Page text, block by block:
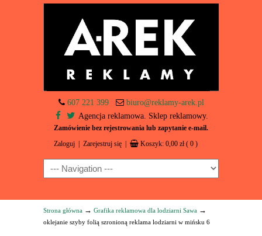
607 221 399
biuro@reklamy-arek.pl
Agencja reklamowa. Sklep reklamowy.
Zamówienie bez rejestrowania lub zapytanie e-mail.
Zaloguj Zarejestruj się Koszyk: 0,00 zł ( 0 )
Navigation
Strona główna → Grafika reklamowa dla lodziarni Sawa →
oklejanie szyby folią szronioną reklama lodziarni w mińsku 6